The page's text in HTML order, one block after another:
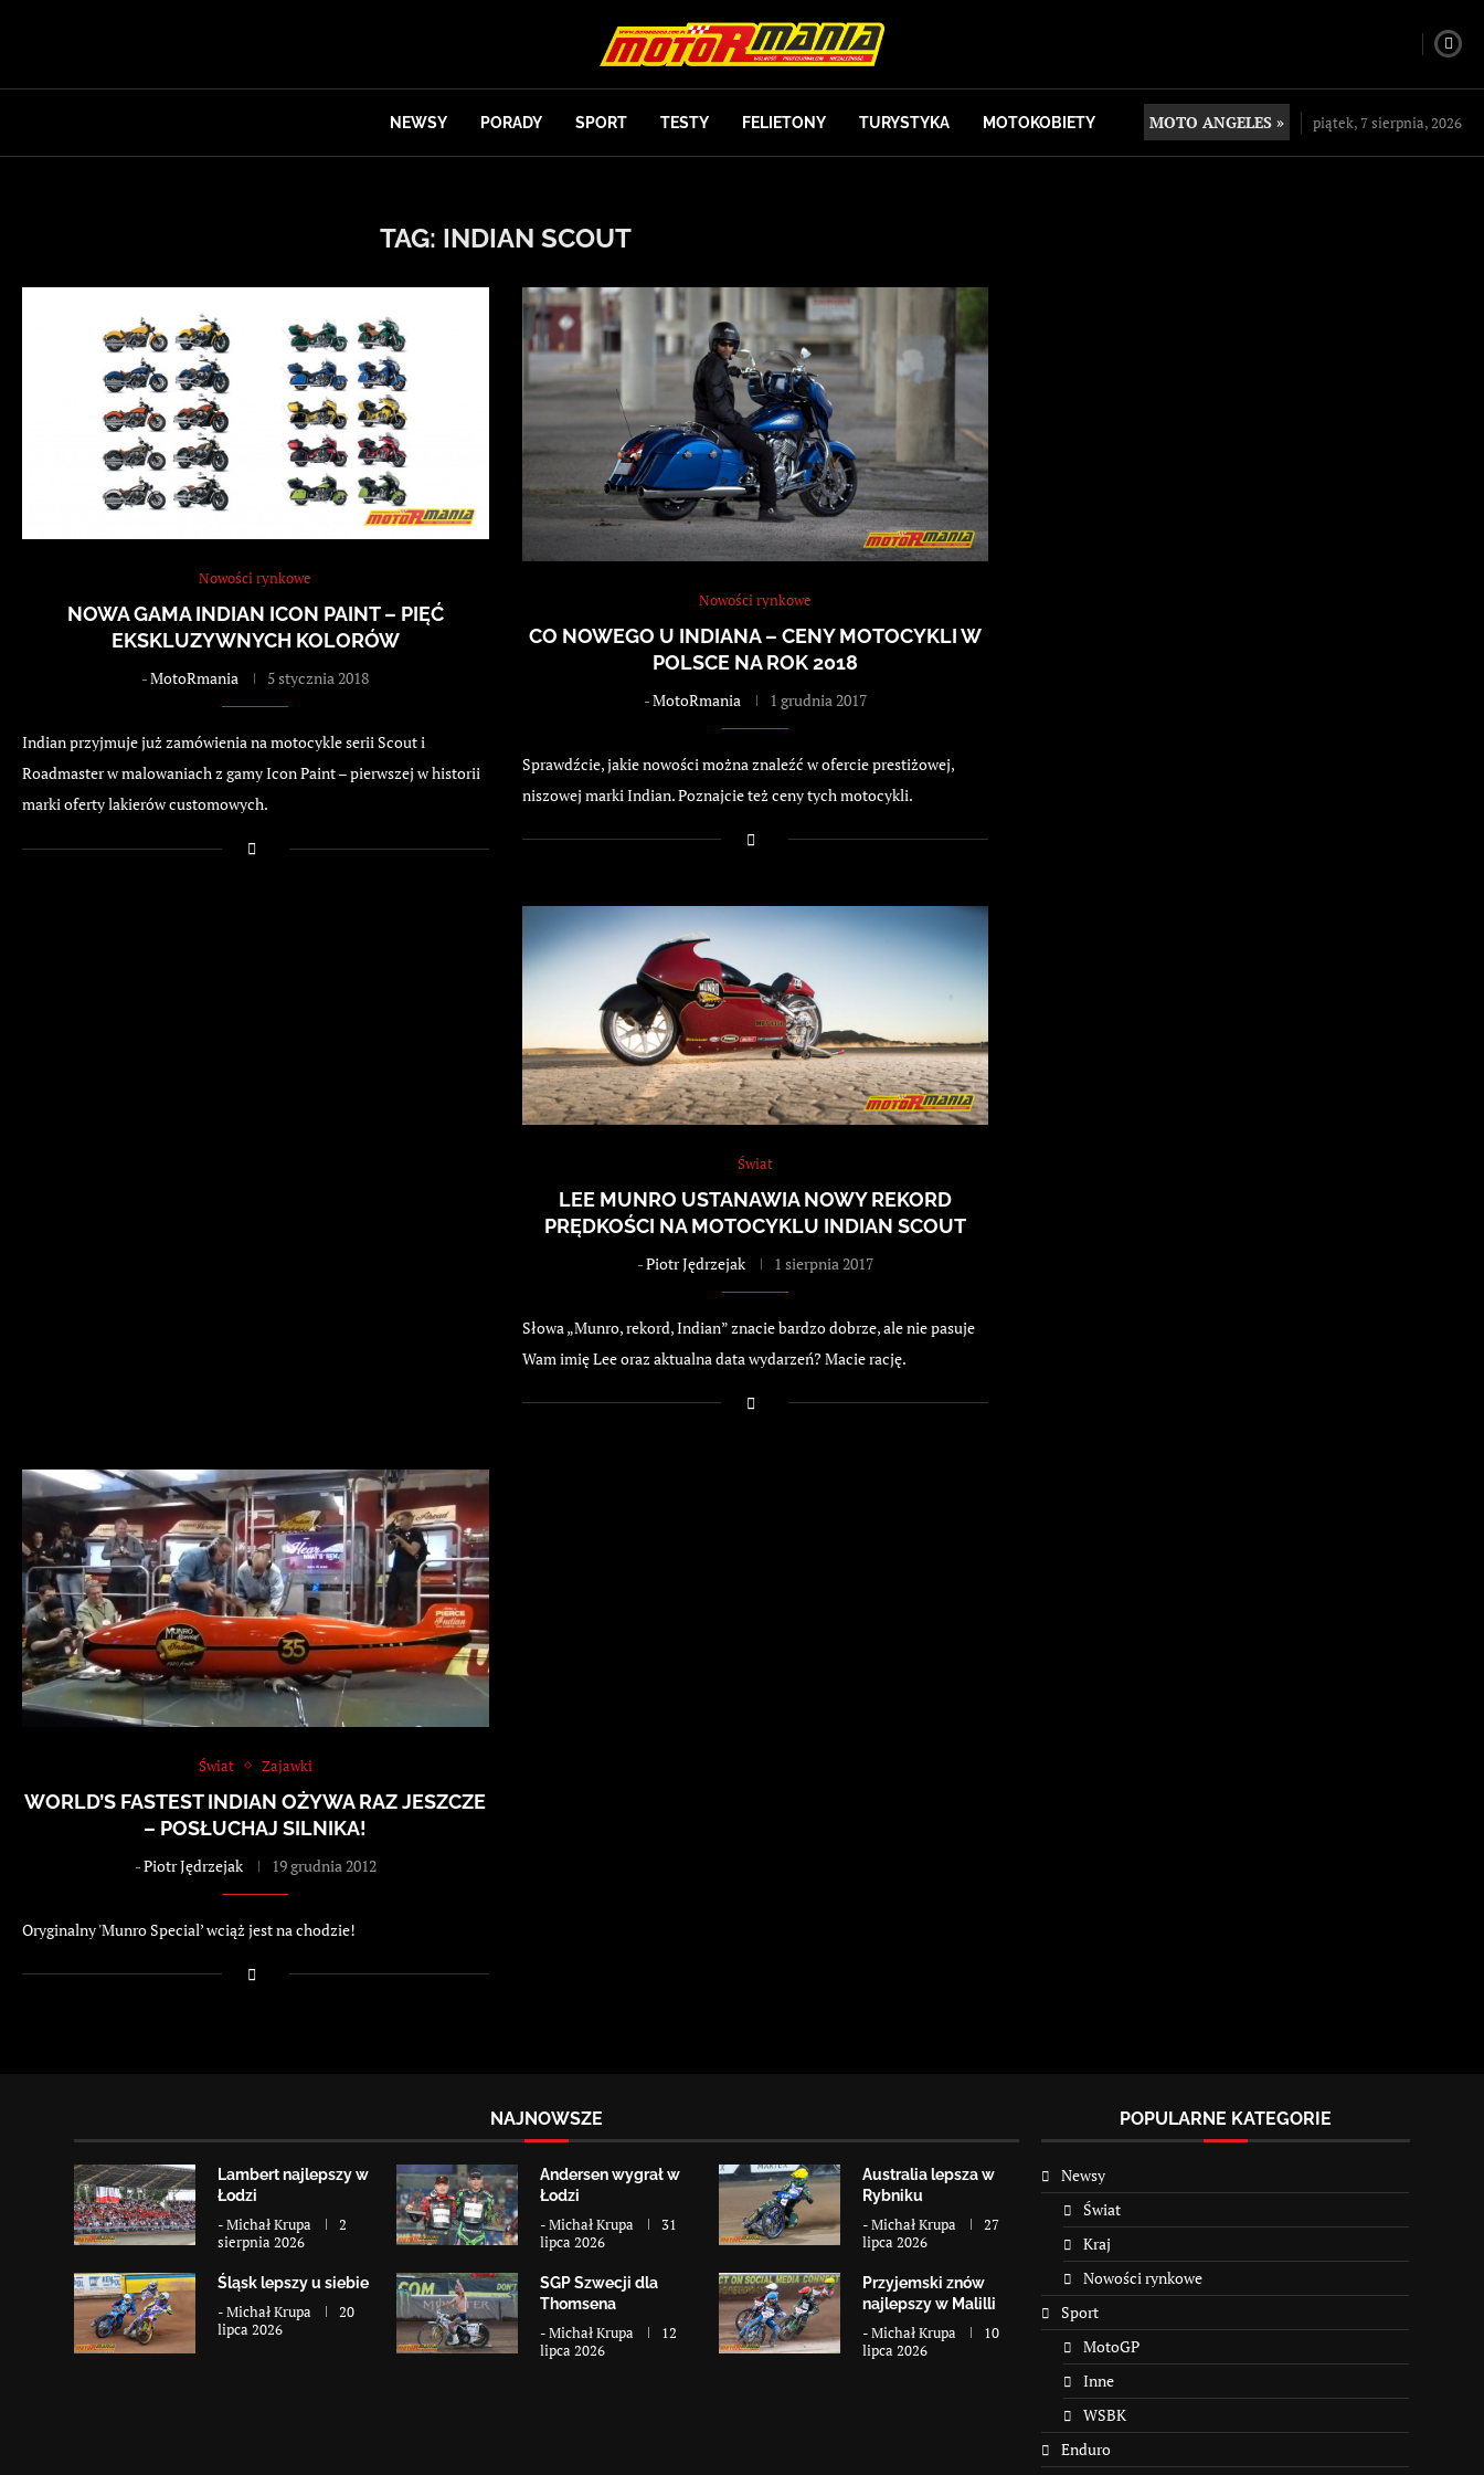
NEWSY PORADY SPORT TESTY FELIETONY TURYSTYKA MOTOKOBIETY MOTO ANGELES » piątek, 7 sierpnia, 2026
TAG: INDIAN SCOUT
Nowości rynkowe
NOWA GAMA INDIAN ICON PAINT – PIĘĆ
EKSKLUZYWNYCH KOLORÓW
-MotoRmania 5 stycznia 2018
Indian przyjmuje już zamówienia na motocykle serii Scout i
Roadmaster w malowaniach z gamy Icon Paint – pierwszej w historii
marki oferty lakierów customowych.
Nowości rynkowe
CO NOWEGO U INDIANA – CENY MOTOCYKLI W
POLSCE NA ROK 2018
-MotoRmania 1 grudnia 2017
Sprawdźcie, jakie nowości można znaleźć w ofercie prestiżowej,
niszowej marki Indian. Poznajcie też ceny tych motocykli.
Świat
LEE MUNRO USTANAWIA NOWY REKORD
PRĘDKOŚCI NA MOTOCYKLU INDIAN SCOUT
-Piotr Jędrzejak 1 sierpnia 2017
Słowa „Munro, rekord, Indian” znacie bardzo dobrze, ale nie pasuje
Wam imię Lee oraz aktualna data wydarzeń? Macie rację.
Świat Zajawki
WORLD’S FASTEST INDIAN OŻYWA RAZ JESZCZE
– POSŁUCHAJ SILNIKA!
-Piotr Jędrzejak 19 grudnia 2012
Oryginalny 'Munro Special’ wciąż jest na chodzie!
NAJNOWSZE
Lambert najlepszy w
Łodzi
-Michał Krupa
2
sierpnia 2026
Andersen wygrał w
Łodzi
-Michał Krupa
31
lipca 2026
Australia lepsza w
Rybniku
-Michał Krupa
27
lipca 2026
Śląsk lepszy u siebie
-Michał Krupa
20
lipca 2026
SGP Szwecji dla
Thomsena
-Michał Krupa
12
lipca 2026
Przyjemski znów
najlepszy w Malilli
-Michał Krupa
10
lipca 2026
POPULARNE KATEGORIE
Newsy
Świat
Kraj
Nowości rynkowe
Sport
MotoGP
Inne
WSBK
Enduro